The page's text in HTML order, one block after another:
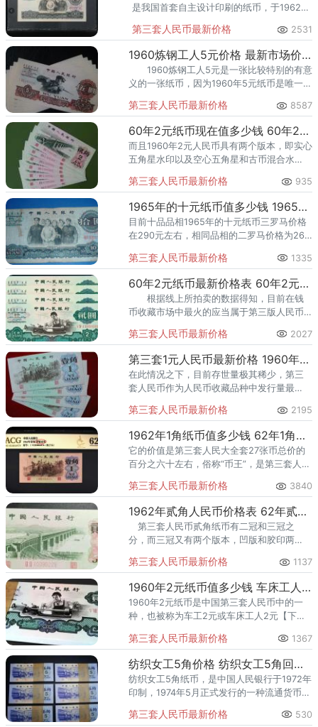
是我国首套自主设计印刷的纸币，于1962年
第三套人民币最新价格 2531
1960炼钢工人5元价格 最新市场价是多少
1960炼钢工人5元是一张比较特别的有意
义的一张纸币，因为1960年5元纸币是唯一张
钢工人组成，在收藏界大家俗称为“炼钢
第三套人民币最新价格 8587
60年2元纸币现在值多少钱 60年2元纸币投资价值
而且1960年2元人民币具有两个版本，即实心
五角星水印以及空心五角星和古币混合水
收藏价值非常之高。
第三套人民币最新价格 935
1965年的十元纸币值多少钱 1965年的十元纸币最新行情
目前十品品相1965年的十元纸币三罗马价格
在290元左右，相同品相的二罗马价格为260
第三套人民币最新价格 1335
60年2元纸币最新价格表 60年2元纸币现在值多少钱
根据线上所拍卖的数据得知，目前在钱
币收藏市场中最火的应当属于第三版人民币
等的，适合大部分藏家进行收藏投资，当
然，成套收藏人民币的话应该是只
第三套人民币最新价格 2027
第三套1元人民币最新价格 1960年1元纸币真假鉴定
在此情况之下，目前存世量极其稀少，第三
套人民币作为人民币收藏品种中发行量最
一，目前在市场上价格是非常高的，而且价
格还在不断上涨。
第三套人民币最新价格 2195
1962年1角纸币值多少钱 62年1角价格
它的价值是第三套人民大全套27张币总价的
百分之六十左右，俗称“币王”，是第三套人民
少的一角纸币。
第三套人民币最新价格 3840
1962年贰角人民币价格表 62年贰角收藏价值
第三套人民币贰角纸币有二冠和三冠之
分，而三冠又有两个版本，凹版和胶印两
忘记了第三套人民币贰角纸币的存在。
第三套人民币最新价格 1137
1960年2元纸币值多少钱 车床工人2元收藏价值
1960年2元纸币是中国第三套人民币中的一
种，也被称为车工2元或车床工人2元【下面
案：1960年2元纸币的正面图案
第三套人民币最新价格 1367
纺织女工5角价格 纺织女工5角回收价格
纺织女工5角纸币，是中国人民银行于1972年
印制，1974年5月正式发行的一种流通货币。
5角以其独特的主题图案和时代文化元素，成
第三套人民币最新价格 530